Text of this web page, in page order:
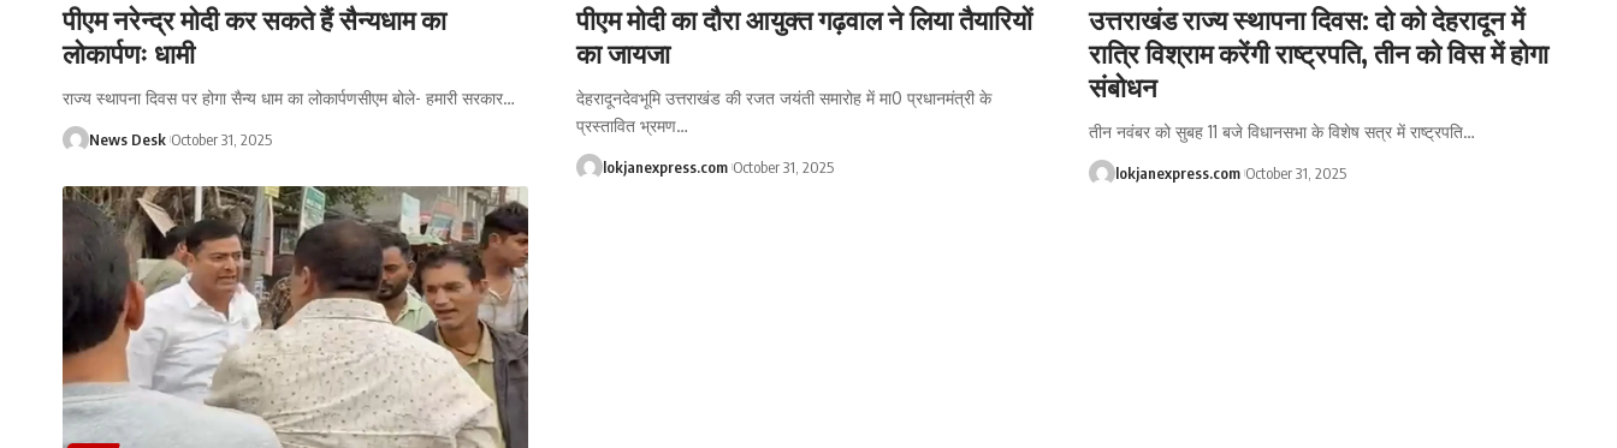
पीएम नरेन्द्र मोदी कर सकते हैं सैन्यधाम का
लोकार्पणः धामी
राज्य स्थापना दिवस पर होगा सैन्य धाम का लोकार्पणसीएम बोले- हमारी सरकार…
News Desk October 31, 2025
पीएम मोदी का दौरा आयुक्त गढ़वाल ने लिया तैयारियों
का जायजा
देहरादूनदेवभूमि उत्तराखंड की रजत जयंती समारोह में मा0 प्रधानमंत्री के
प्रस्तावित भ्रमण…
lokjanexpress.com October 31, 2025
उत्तराखंड राज्य स्थापना दिवस: दो को देहरादून में
रात्रि विश्राम करेंगी राष्ट्रपति, तीन को विस में होगा
संबोधन
तीन नवंबर को सुबह 11 बजे विधानसभा के विशेष सत्र में राष्ट्रपति…
lokjanexpress.com October 31, 2025